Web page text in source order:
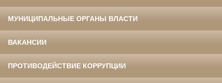
МУНИЦИПАЛЬНЫЕ ОРГАНЫ ВЛАСТИ
ВАКАНСИИ
ПРОТИВОДЕЙСТВИЕ КОРРУПЦИИ